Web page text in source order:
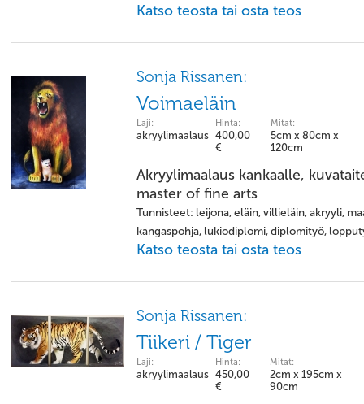
Katso teosta tai osta teos
Sonja Rissanen:
Voimaeläin
Laji:
akryylimaalaus
Hinta:
400,00
€
Mitat:
5cm x 80cm x
120cm
Akryylimaalaus kankaalle,
master of fine arts
Tunnisteet: leijona, eläin, villieläin, akryyli,
kangaspohja, lukiodiplomi, diplomityö,
Katso teosta tai osta teos
Sonja Rissanen:
Tiikeri / Tiger
Laji:
akryylimaalaus
Hinta:
450,00
€
Mitat:
2cm x 195cm x
90cm